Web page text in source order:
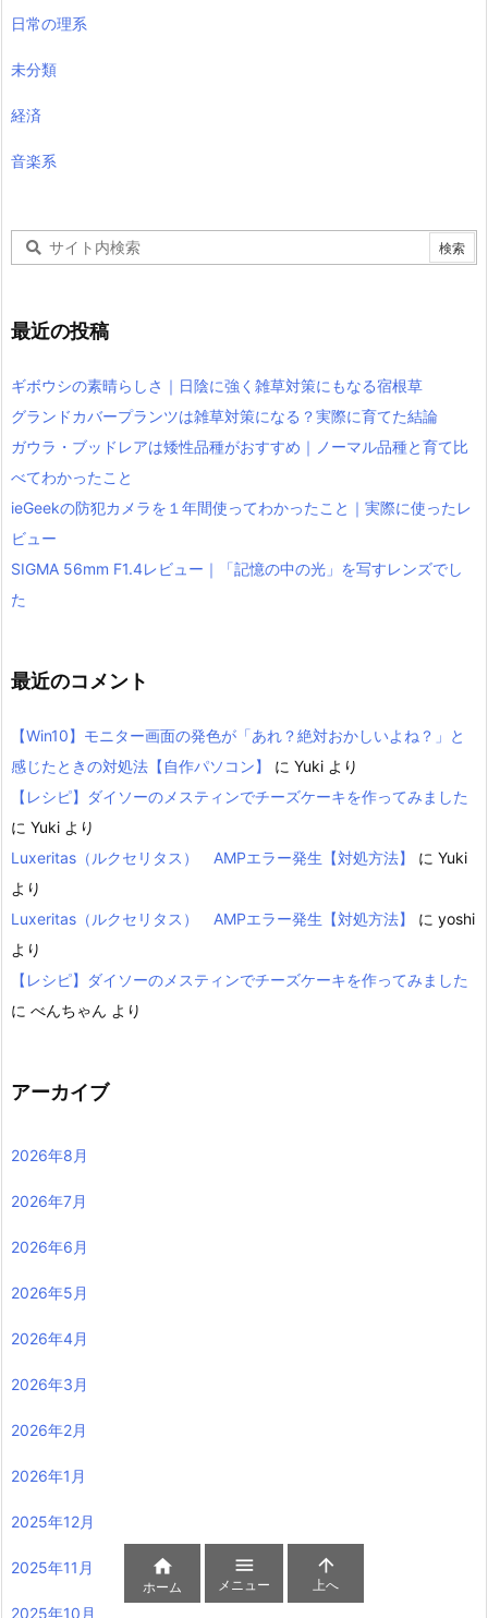
日常の理系
未分類
経済
音楽系
最近の投稿
ギボウシの素晴らしさ｜日陰に強く雑草対策にもなる宿根草
グランドカバープランツは雑草対策になる？実際に育てた結論
ガウラ・ブッドレアは矮性品種がおすすめ｜ノーマル品種と育て比
べてわかったこと
ieGeekの防犯カメラを１年間使ってわかったこと｜実際に使ったレ
ビュー
SIGMA 56mm F1.4レビュー｜「記憶の中の光」を写すレンズでし
た
最近のコメント
【Win10】モニター画面の発色が「あれ？絶対おかしいよね？」と
感じたときの対処法【自作パソコン】
に Yuki より
【レシピ】ダイソーのメスティンでチーズケーキを作ってみました
に Yuki より
Luxeritas（ルクセリタス） AMPエラー発生【対処方法】
に Yuki
より
Luxeritas（ルクセリタス） AMPエラー発生【対処方法】
に yoshi
より
【レシピ】ダイソーのメスティンでチーズケーキを作ってみました
に べんちゃん より
アーカイブ
2026年8月
2026年7月
2026年6月
2026年5月
2026年4月
2026年3月
2026年2月
2026年1月
2025年12月
2025年11月
2025年10月

ホーム

メニュー

上へ